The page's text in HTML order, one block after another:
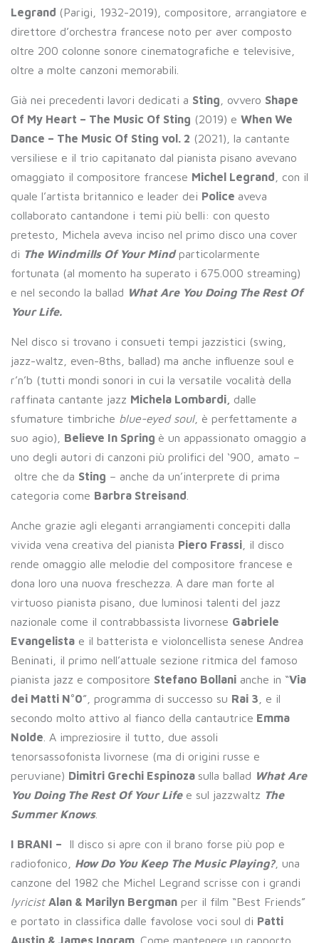
Legrand (Parigi, 1932-2019), compositore, arrangiatore e
direttore d’orchestra francese noto per aver composto
oltre 200 colonne sonore cinematografiche e televisive,
oltre a molte canzoni memorabili.
Già nei precedenti lavori dedicati a Sting , ovvero Shape
Of My Heart – The Music Of Sting (2019) e When We
Dance – The Music Of Sting vol. 2 (2021), la cantante
versiliese e il trio capitanato dal pianista pisano avevano
omaggiato il compositore francese Michel Legrand , con il
quale l’artista britannico e leader dei Police aveva
collaborato cantandone i temi più belli: con questo
pretesto, Michela aveva inciso nel primo disco una cover
di The Windmills Of Your Mindparticolarmente
fortunata (al momento ha superato i 675.000 streaming)
e nel secondo la ballad What Are You Doing The Rest Of
Your Life.
Nel disco si trovano i consueti tempi jazzistici (swing,
jazz-waltz, even-8ths, ballad) ma anche influenze soul e
r’n’b (tutti mondi sonori in cui la versatile vocalità della
raffinata cantante jazz Michela Lombardi, dalle
sfumature timbriche blue-eyed soul, è perfettamente a
suo agio), Believe In Spring è un appassionato omaggio a
uno degli autori di canzoni più prolifici del ‘900, amato –
oltre che da Sting – anche da un’interprete di prima
categoria come Barbra Streisand
Anche grazie agli eleganti arrangiamenti concepiti dalla
vivida vena creativa del pianista Piero Frassi , il disco
rende omaggio alle melodie del compositore francese e
dona loro una nuova freschezza. A dare man forte al
virtuoso pianista pisano, due luminosi talenti del jazz
nazionale come il contrabbassista livornese Gabriele
Evangelista e il batterista e violoncellista senese Andrea
Beninati, il primo nell’attuale sezione ritmica del famoso
pianista jazz e compositore Stefano Bollani anche in “Via
dei Matti N°0”, programma di successo su Rai 3 , e il
secondo molto attivo al fianco della cantautrice Emma
Nolde . A impreziosire il tutto, due assoli
tenorsassofonista livornese (ma di origini russe e
peruviane) Dimitri Grechi Espinoza sulla ballad What Are
You Doing The Rest Of Your Lifee sul jazzwaltz The
Summer Knows.
I BRANI – Il disco si apre con il brano forse più pop e
radiofonico, How Do You Keep The Music Playing?, una
canzone del 1982 che Michel Legrand scrisse con i grandi
lyricist Alan & Marilyn Bergman per il film “Best Friends”
e portato in classifica dalle favolose voci soul di Patti
Austin & James Ingram . Come mantenere un rapporto